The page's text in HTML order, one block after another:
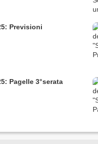
Previsioni
Pagelle 3°serata